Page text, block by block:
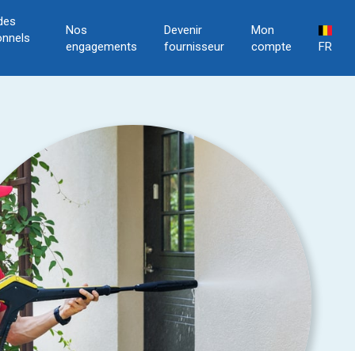
Nos
engagements
Devenir
fournisseur
Mon
compte
FR